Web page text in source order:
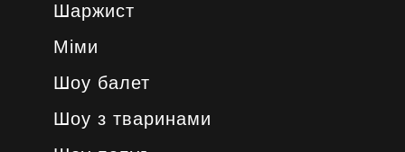
Шаржист
Міми
Шоу балет
Шоу з тваринами